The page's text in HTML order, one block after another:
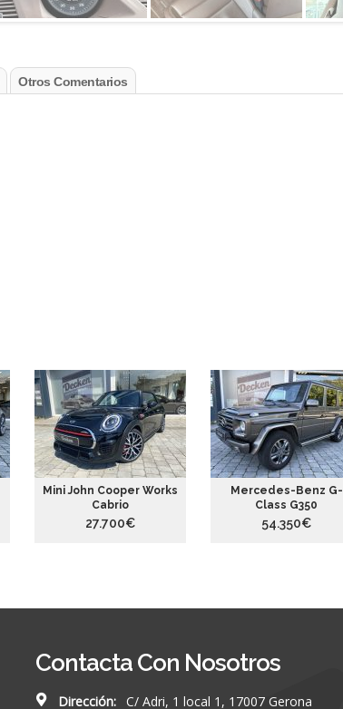
Otros Comentarios
Mini John Cooper Works
Cabrio
27.700€
Mercedes-Benz G-
Class G350
54.350€
Contacta Con Nosotros
Dirección: C/ Adri, 1 local 1, 17007 Gerona